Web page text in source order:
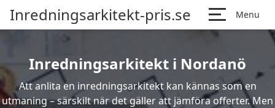
Inredningsarkitekt-pris.se Menu
Inredningsarkitekt i Nordanö
Att anlita en inredningsarkitekt kan kännas som en
utmaning – särskilt när det gäller att jämföra offerter. Men